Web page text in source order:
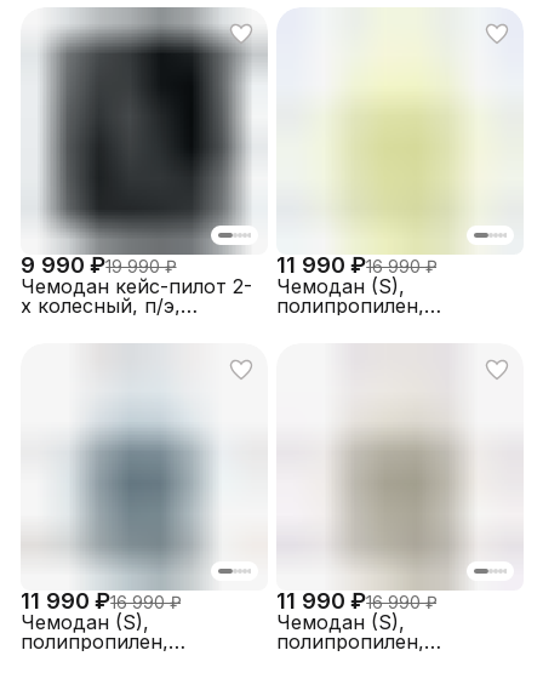
9 990 ₽19 990 ₽
Чемодан кейс-пилот 2-
х колесный, п/э,
11 990 ₽16 990 ₽
Чемодан (S),
полипропилен,
11 990 ₽16 990 ₽
Чемодан (S),
полипропилен,
11 990 ₽16 990 ₽
Чемодан (S),
полипропилен,